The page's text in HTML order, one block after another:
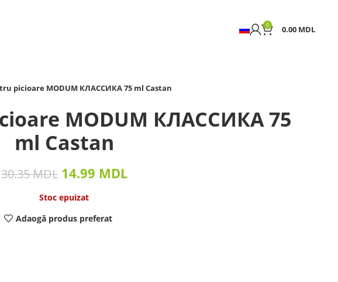
0 0.00 MDL
picioare MODUM КЛАССИКА 75 ml Castan
MODUM КЛАССИКА 75
ml Castan
30.35MDL 14.99 MDL
Stoc epuizat
Adaogă produs preferat